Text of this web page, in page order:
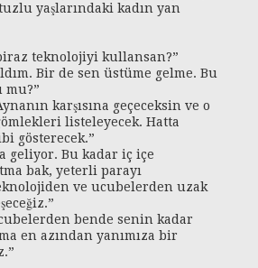
yaşlarındaki kadın yan
teknolojiyi kullansan?”
Bir de sen üstüme gelme. Bu
mu?”
karşısına geçeceksin ve o
listeleyecek. Hatta
gösterecek.”
geliyor. Bu kadar iç içe
bak, yeterli parayı
ve ucubelerden uzak
bende senin kadar
en azından yanımıza bir